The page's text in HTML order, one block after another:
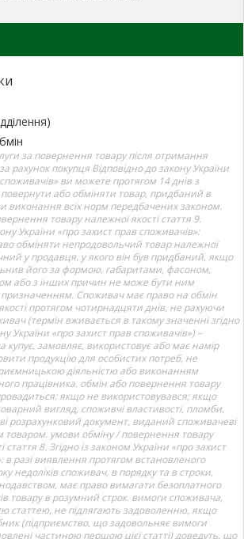
за повернення товару після отримання
рахунок покупця Відповідно до закону України
ви можете протягом 14 днів з
або обміняти товар, придбаний в
виконання всіх норм передбачених законом.
товару належної якості стаття 9.
України «про захист прав споживачів»:
обміняти непродовольчий товар належної
у продавця, у якого він був придбаний, якщо
його за формою, габаритами, фасоном,
або з інших причин не може бути ним
Споживач має право на обмін
протягом чотирнадцяти днів, не рахуючи
(термін вживається в такому значенні згідно
України «про захист прав споживачів») –
купує, замовляє, використовує або має намір
продукцію для особистих потреб, не
діяльністю або виконанням
працівника. обмін або повернення товару
якщо не використовувався; якщо
вигляд, споживчі властивості, пломби,
розрахунковий документ, виданий споживачеві
товаром. умови обміну / повернення товару
стаття 8. Згідно із законом України «про захист
в разі виявлення протягом встановленого
недоліків споживач, в порядку та в строки,
має право вимагати безоплатного
товару в розумний строк. вимоги споживача,
статтею, не підлягають задоволенню, якщо
(підприємство, що задовольняє вимоги
частиною першою цієї статті) доведуть, що